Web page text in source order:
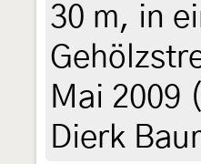
30 m, in
Mai 2009
Dierk